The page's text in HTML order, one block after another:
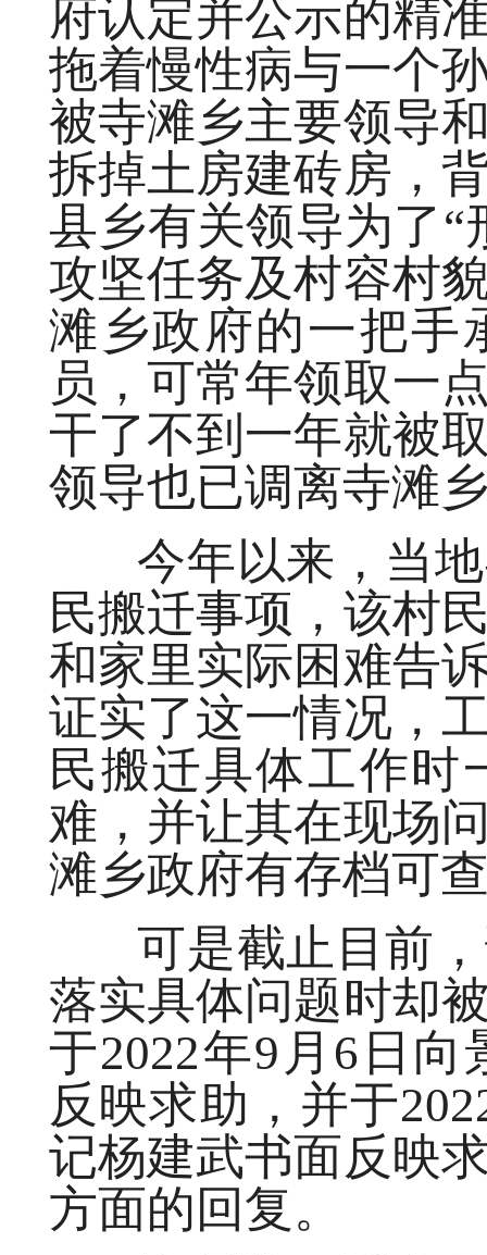
府认定并公示的精
拖着慢性病与一个
被寺滩乡主要领导
拆掉土房建砖房，
县乡有关领导为了“
攻坚任务及村容村
滩乡政府的一把手
员，可常年领取一
干了不到一年就被
领导也已调离寺
今年以来，当地
民搬迁事项，该村
和家里实际困难告
证实了这一情况，
民搬迁具体工作时
难，并让其在现场
滩乡政府有存档可
可是截止目前，
落实具体问题时却
于2022年9月6日
反映求助，并于
记杨建武书面反映
方面的回复。